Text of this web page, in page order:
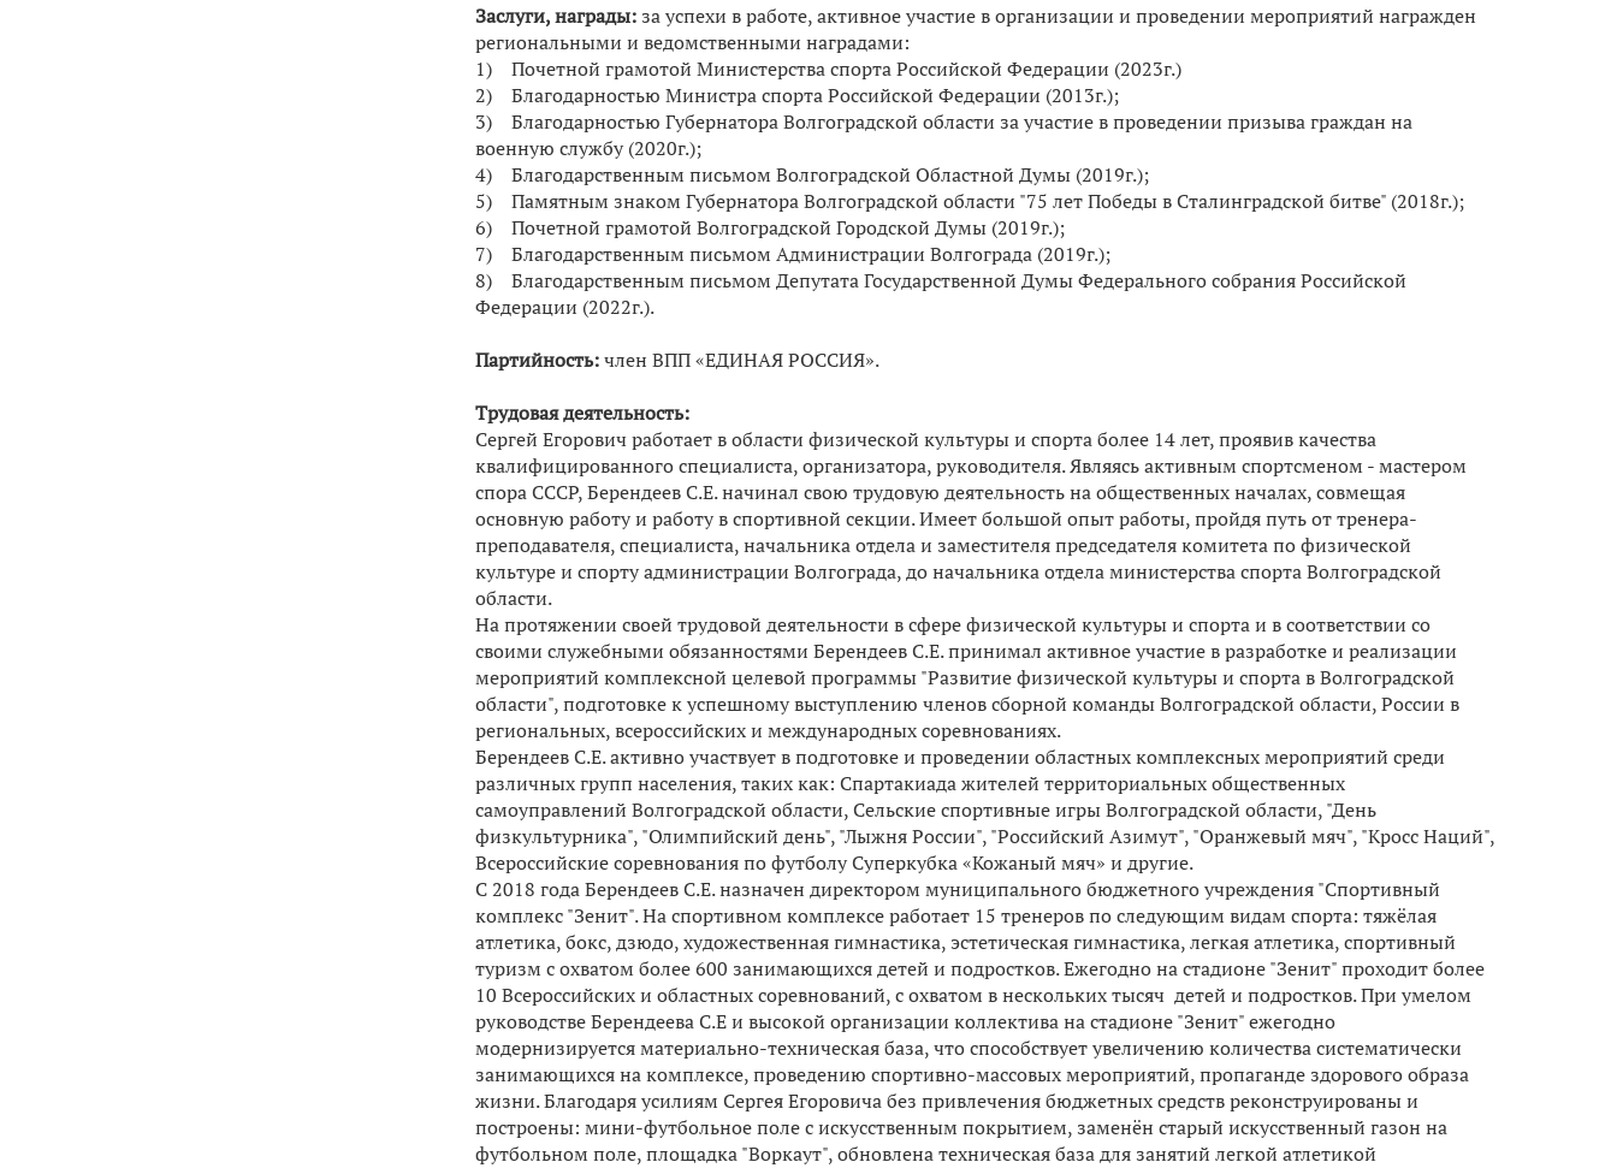
Заслуги, награды:за успехи в работе, активное участие в организации и проведении мероприятий награжден
региональными и ведомственными наградами:
1) Почетной грамотой Министерства спорта Российской Федерации (2023г.)
2) Благодарностью Министра спорта Российской Федерации (2013г.);
3) Благодарностью Губернатора Волгоградской области за участие в проведении призыва граждан на
военную службу (2020г.);
4) Благодарственным письмом Волгоградской Областной Думы (2019г.);
5) Памятным знаком Губернатора Волгоградской области "75 лет Победы в Сталинградской битве" (2018г.);
6) Почетной грамотой Волгоградской Городской Думы (2019г.);
7) Благодарственным письмом Администрации Волгограда (2019г.);
8) Благодарственным письмом Депутата Государственной Думы Федерального собрания Российской
Федерации (2022г.).
Партийность:член ВПП «ЕДИНАЯ РОССИЯ».
Трудовая деятельность:
Сергей Егорович работает в области физической культуры и спорта более 14 лет, проявив качества
квалифицированного специалиста, организатора, руководителя. Являясь активным спортсменом - мастером
спора СССР, Берендеев С.Е. начинал свою трудовую деятельность на общественных началах, совмещая
основную работу и работу в спортивной секции. Имеет большой опыт работы, пройдя путь от тренера-
преподавателя, специалиста, начальника отдела и заместителя председателя комитета по физической
культуре и спорту администрации Волгограда, до начальника отдела министерства спорта Волгоградской
области.
На протяжении своей трудовой деятельности в сфере физической культуры и спорта и в соответствии со
своими служебными обязанностями Берендеев С.Е. принимал активное участие в разработке и реализации
мероприятий комплексной целевой программы "Развитие физической культуры и спорта в Волгоградской
области", подготовке к успешному выступлению членов сборной команды Волгоградской области, России в
региональных, всероссийских и международных соревнованиях.
Берендеев С.Е. активно участвует в подготовке и проведении областных комплексных мероприятий среди
различных групп населения, таких как: Спартакиада жителей территориальных общественных
самоуправлений Волгоградской области, Сельские спортивные игры Волгоградской области, "День
физкультурника", "Олимпийский день", "Лыжня России", "Российский Азимут", "Оранжевый мяч", "Кросс Наций",
Всероссийские соревнования по футболу Суперкубка «Кожаный мяч» и другие.
С 2018 года Берендеев С.Е. назначен директором муниципального бюджетного учреждения "Спортивный
комплекс "Зенит". На спортивном комплексе работает 15 тренеров по следующим видам спорта: тяжёлая
атлетика, бокс, дзюдо, художественная гимнастика, эстетическая гимнастика, легкая атлетика, спортивный
туризм с охватом более 600 занимающихся детей и подростков. Ежегодно на стадионе "Зенит" проходит более
10 Всероссийских и областных соревнований, с охватом в нескольких тысяч детей и подростков. При умелом
руководстве Берендеева С.Е и высокой организации коллектива на стадионе "Зенит" ежегодно
модернизируется материально-техническая база, что способствует увеличению количества систематически
занимающихся на комплексе, проведению спортивно-массовых мероприятий, пропаганде здорового образа
жизни. Благодаря усилиям Сергея Егоровича без привлечения бюджетных средств реконструированы и
построены: мини-футбольное поле с искусственным покрытием, заменён старый искусственный газон на
футбольном поле, площадка "Воркаут", обновлена техническая база для занятий легкой атлетикой